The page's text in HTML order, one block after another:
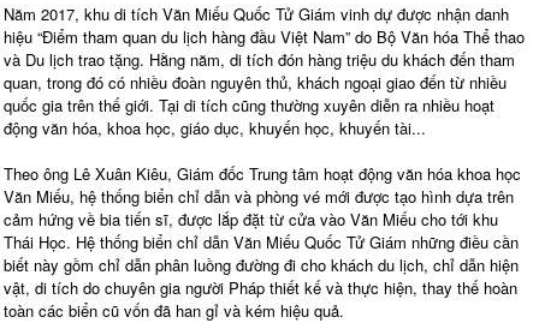
Năm 2017, khu di tích Văn Miếu Quốc Tử Giám vinh dự được nhận danh
hiệu “Điểm tham quan du lịch hàng đầu Việt Nam” do Bộ Văn hóa Thể thao
và Du lịch trao tặng. Hằng năm, di tích đón hàng triệu du khách đến tham
quan, trong đó có nhiều đoàn nguyên thủ, khách ngoại giao đến từ nhiều
quốc gia trên thế giới. Tại di tích cũng thường xuyên diễn ra nhiều hoạt
động văn hóa, khoa học, giáo dục, khuyến học, khuyến tài...
Theo ông Lê Xuân Kiêu, Giám đốc Trung tâm hoạt động văn hóa khoa học
Văn Miếu, hệ thống biển chỉ dẫn và phòng vé mới được tạo hình dựa trên
cảm hứng về bia tiến sĩ, được lắp đặt từ cửa vào Văn Miếu cho tới khu
Thái Học. Hệ thống biển chỉ dẫn Văn Miếu Quốc Tử Giám những điều cần
biết này gồm chỉ dẫn phân luồng đường đi cho khách du lịch, chỉ dẫn hiện
vật, di tích do chuyên gia người Pháp thiết kế và thực hiện, thay thế hoàn
toàn các biển cũ vốn đã han gỉ và kém hiệu quả.